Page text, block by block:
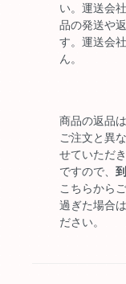
い。運送会
品の発送や
す。運送会
ん。
商品の返品
ご注文と異
せていただ
ですので、
こちらから
過ぎた場合
ださい。